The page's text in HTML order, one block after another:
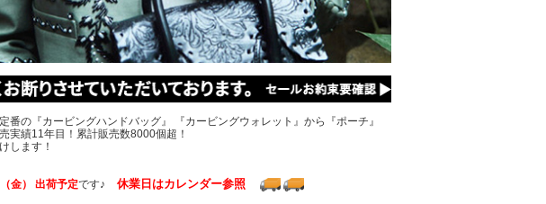
の『カービングハンドバッグ』 『カービングウォレット』から『ポーチ』
実績11年目！累計販売数8000個超！
します！
金） 出荷予定です♪ 休業日はカレンダー参照